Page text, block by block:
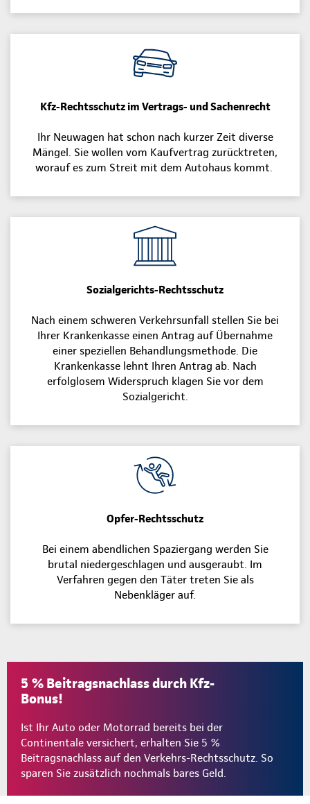
Kfz-Rechtsschutz im Vertrags- und Sachenrecht
Ihr Neuwagen hat schon nach kurzer Zeit diverse
Mängel. Sie wollen vom Kaufvertrag zurücktreten,
worauf es zum Streit mit dem Autohaus kommt.
Sozialgerichts-Rechtsschutz
Nach einem schweren Verkehrsunfall stellen Sie bei
Ihrer Krankenkasse einen Antrag auf Übernahme
einer speziellen Behandlungsmethode. Die
Krankenkasse lehnt Ihren Antrag ab. Nach
erfolglosem Widerspruch klagen Sie vor dem
Sozialgericht.
Opfer-Rechtsschutz
Bei einem abendlichen Spaziergang werden Sie
brutal niedergeschlagen und ausgeraubt. Im
Verfahren gegen den Täter treten Sie als
Nebenkläger auf.
5 % Beitragsnachlass durch Kfz-
Bonus!
Ist Ihr Auto oder Motorrad bereits bei der
Continentale versichert, erhalten Sie 5 %
Beitragsnachlass auf den Verkehrs-Rechtsschutz. So
sparen Sie zusätzlich nochmals bares Geld.